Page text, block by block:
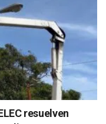
resuelven